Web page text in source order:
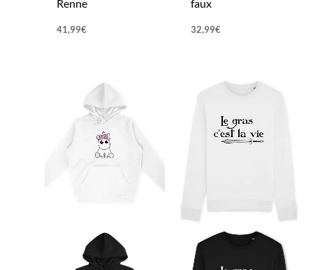
Renne
41,99€
faux
32,99€